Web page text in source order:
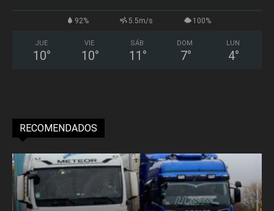
92% 5.5m/s 100%
JUE
10°
VIE
10°
SÁB
11 °
DOM
7°
LUN
4°
RECOMENDADOS